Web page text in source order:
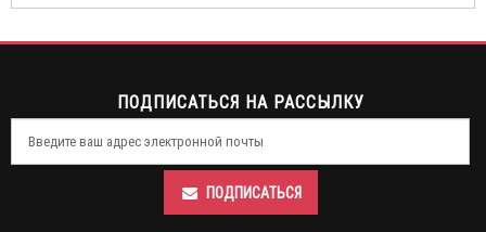
ПОДПИСАТЬСЯ НА РАССЫЛКУ
ПОДПИСАТЬСЯ